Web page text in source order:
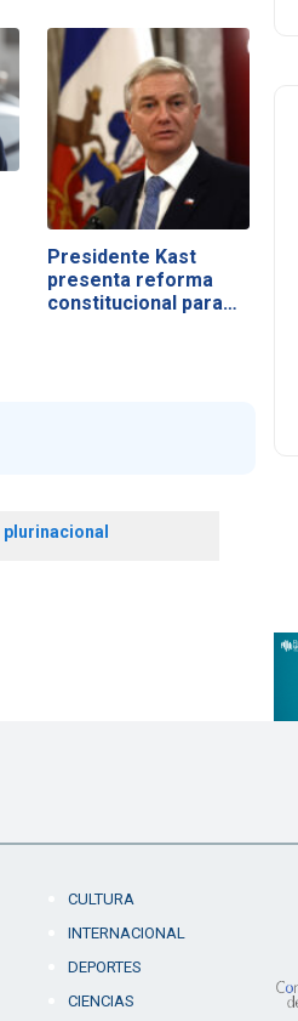
Presidente Kast
presenta reforma
constitucional para…
plurinacional
CULTURA
INTERNACIONAL
DEPORTES
CIENCIAS